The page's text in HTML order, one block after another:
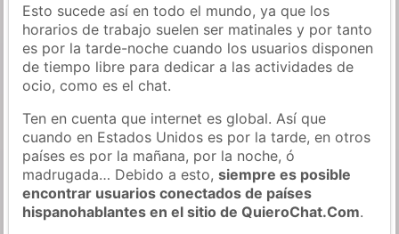
Esto sucede así en todo el mundo, ya que los
horarios de trabajo suelen ser matinales y por tanto
es por la tarde-noche cuando los usuarios disponen
de tiempo libre para dedicar a las actividades de
ocio, como es el chat.
Ten en cuenta que internet es global. Así que
cuando en Estados Unidos es por la tarde, en otros
países es por la mañana, por la noche, ó
madrugada… Debido a esto,siempre es posible
encontrar usuarios conectados de países
hispanohablantes en el sitio de QuieroChat.Com.